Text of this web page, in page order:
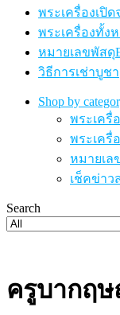
พระเครื่องเปิด
พระเครื่องทั้ง
หมายเลขพัสดุ
วิธีการเช่าบูชา
Shop by
พระเครื่
พระเครื่
หมายเล
เช็คข่าว
Search
ครูบากฤ